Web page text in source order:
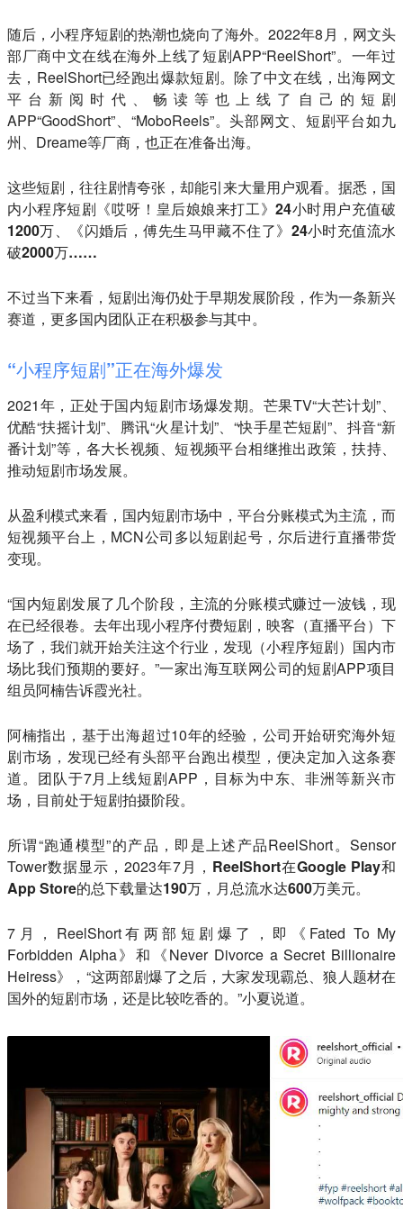
随后，小程序短剧的热潮也烧向了海外。2022年8月，网文头
部厂商中文在线在海外上线了短剧APP“ReelShort”。一年过
去，ReelShort已经跑出爆款短剧。除了中文在线，出海网文
平台新阅时代、畅读等也上线了自己的短剧
APP“GoodShort”、“MoboReels”。头部网文、短剧平台如九
州、Dreame等厂商，也正在准备出海。
这些短剧，往往剧情夸张，却能引来大量用户观看。据悉， 国
内小程序短剧《哎呀！皇后娘娘来打工》24小时用户充值破
1200万、《闪婚后，傅先生马甲藏不住了》24小时充值流水
破2000万……
不过当下来看，短剧出海仍处于早期发展阶段，作为一条新兴
赛道，更多国内团队正在积极参与其中。
“小程序短剧”正在海外爆发
2021年，正处于国内短剧市场爆发期。芒果TV“大芒计划”、
优酷“扶摇计划”、腾讯“火星计划”、“快手星芒短剧”、抖音“新
番计划”等，各大长视频、短视频平台相继推出政策，扶持、
推动短剧市场发展。
从盈利模式来看，国内短剧市场中，平台分账模式为主流，而
短视频平台上，MCN公司多以短剧起号，尔后进行直播带货
变现。
“国内短剧发展了几个阶段，主流的分账模式赚过一波钱，现
在已经很卷。去年出现小程序付费短剧，映客（直播平台）下
场了，我们就开始关注这个行业，发现（小程序短剧）国内市
场比我们预期的要好。”一家出海互联网公司的短剧APP项目
组员阿楠告诉霞光社。
阿楠指出，基于出海超过10年的经验，公司开始研究海外短
剧市场，发现已经有头部平台跑出模型，便决定加入这条赛
道。团队于7月上线短剧APP，目标为中东、非洲等新兴市
场，目前处于短剧拍摄阶段。
所谓“跑通模型”的产品，即是上述产品ReelShort。Sensor
Tower数据显示，2023年7月， ReelShort在Google Play和
App Store的总下载量达190万，月总流水达600万美元。
7月，ReelShort有两部短剧爆了，即《Fated To My
Forbidden Alpha》和《Never Divorce a Secret Billionaire
Heiress》，“这两部剧爆了之后，大家发现霸总、狼人题材在
国外的短剧市场，还是比较吃香的。”小夏说道。